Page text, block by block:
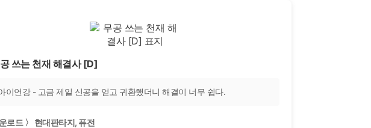
쓰는 천재 해결사 [D]
이언강 - 고금 제일 신공을 얻고 귀환했더니 해결이 너무 쉽다.
로드 〉 현대판타지, 퓨전